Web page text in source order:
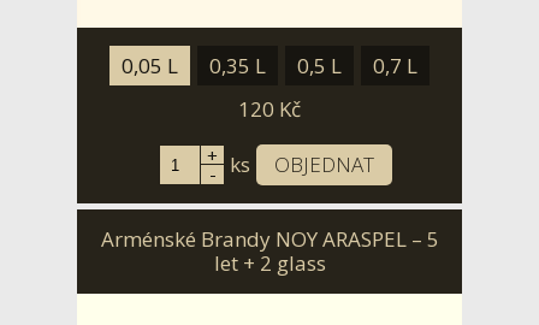
0,05 L 0,35 L 0,5 L
0,7 L
120 Kč
+
- ks OBJEDNAT
Arménské Brandy NOY ARASPEL – 5
let + 2 glass